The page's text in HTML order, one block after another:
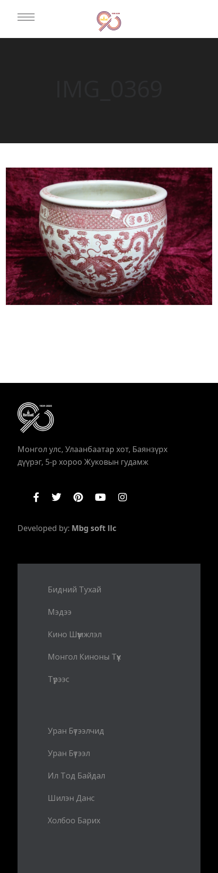
Монгол улс, Улаанбаатар хот, Баянзүрх
дүүрэг, 5-р хороо Жуковын гудамж
Developed by: Mbg soft llc
Бидний Тухай
Мэдээ
Кино Шүүмжлэл
Монгол Киноны Түүх
Түрээс
Уран Бүтээлчид
Уран Бүтээл
Ил Тод Байдал
Шилэн Данс
Холбоо Барих